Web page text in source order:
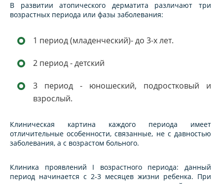
В развитии aтопического дерматита различают три
возрастных периода или фазы заболевания:
1 период (младенческий)- до 3-х лет.
2 период - детский
3 период - юношеский, подростковый и
взрослый.
Клиническая картина каждого периода имеет
отличительные особенности, связанные, не с давностью
заболевания, а с возрастом больного.
Клиника проявлений I возрастного периода: данный
период начинается с 2-3 месяцев жизни ребенка. При